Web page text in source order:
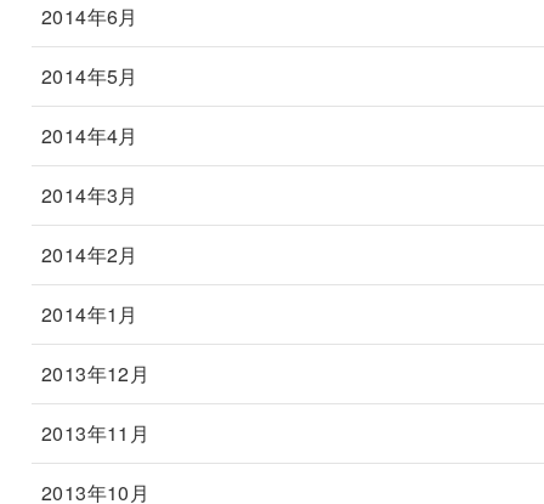
2014年6月
2014年5月
2014年4月
2014年3月
2014年2月
2014年1月
2013年12月
2013年11月
2013年10月